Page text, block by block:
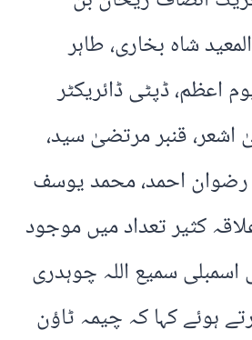
شاہ بخاری، طاہر
اعظم، ڈپٹی ڈائریکٹر
قنبر مرتضیٰ سید،
رضوان احمد، محمد یوسف
کثیر تعداد میں موجود
سمیع اللہ چوہدری
ہوئے کہا کہ چیمہ ٹاؤن